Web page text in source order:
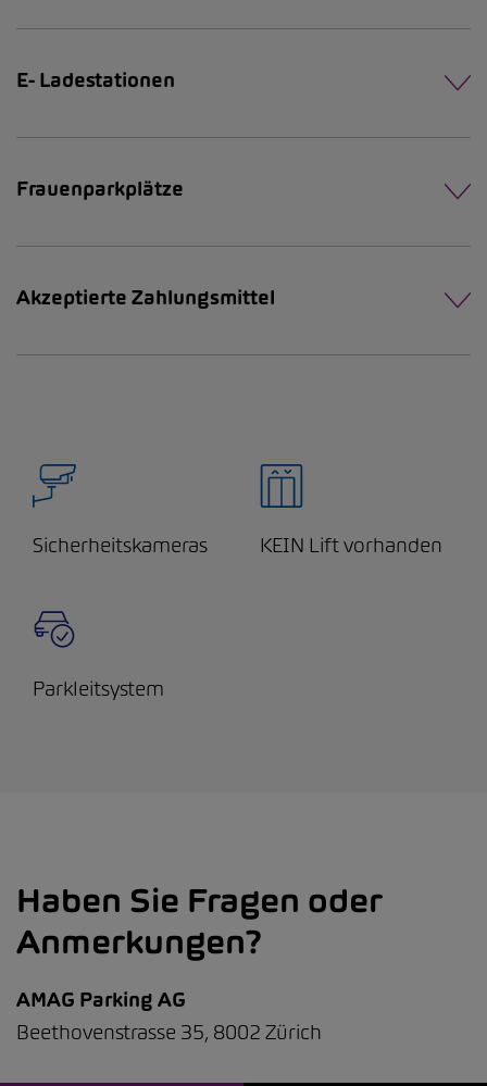
E- Ladestationen
Frauenparkplätze
Akzeptierte Zahlungsmittel
Sicherheitskameras KEIN Lift vorhanden
Parkleitsystem
Haben Sie Fragen oder
Anmerkungen?
AMAG Parking AG
Beethovenstrasse 35, 8002 Zürich